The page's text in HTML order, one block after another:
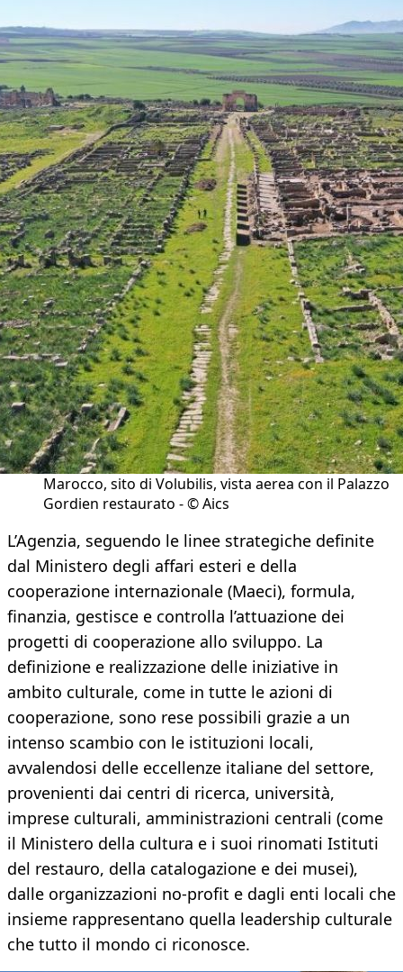
Marocco, sito di Volubilis, vista aerea con il Palazzo
Gordien restaurato - © Aics
L’Agenzia, seguendo le linee strategiche definite
dal Ministero degli affari esteri e della
cooperazione internazionale (Maeci), formula,
finanzia, gestisce e controlla l’attuazione dei
progetti di cooperazione allo sviluppo. La
definizione e realizzazione delle iniziative in
ambito culturale, come in tutte le azioni di
cooperazione, sono rese possibili grazie a un
intenso scambio con le istituzioni locali,
avvalendosi delle eccellenze italiane del settore,
provenienti dai centri di ricerca, università,
imprese culturali, amministrazioni centrali (come
il Ministero della cultura e i suoi rinomati Istituti
del restauro, della catalogazione e dei musei),
dalle organizzazioni no-profit e dagli enti locali che
insieme rappresentano quella leadership culturale
che tutto il mondo ci riconosce.